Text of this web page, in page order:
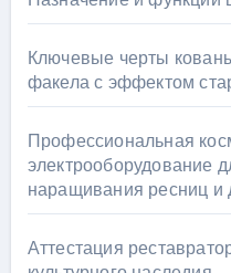
Ключевые черты
факела с эффектом
Профессиональная
электрооборудование
наращивания ресниц и
Аттестация